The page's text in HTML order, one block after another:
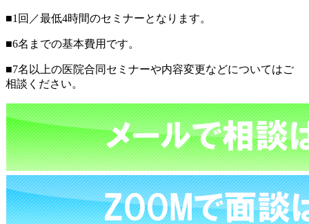
■1回／最低4時間のセミナーとなります。
■6名までの基本費用です。
■7名以上の医院合同セミナーや内容変更などについてはご
相談ください。